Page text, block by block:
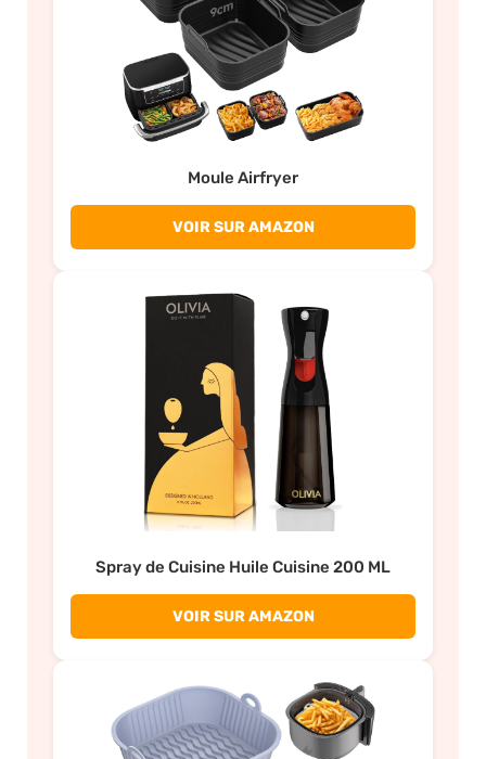
Moule Airfryer
VOIR SUR AMAZON
Spray de Cuisine Huile Cuisine 200 ML
VOIR SUR AMAZON